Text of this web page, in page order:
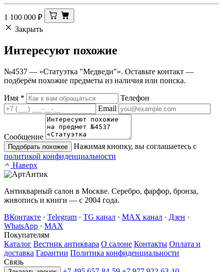
1 100 000 ₽
Закрыть
Интересуют похожие
№4537 — «Статуэтка "Медведи"». Оставьте контакт —
подберём похожие предметы из наличия или поиска.
Имя *
Телефон
Email
Сообщение
Подобрать похожее
Нажимая кнопку, вы соглашаетесь с
политикой конфиденциальности
Наверх
Антикварный салон в Москве. Серебро, фарфор, бронза,
живопись и книги — с 2004 года.
ВКонтакте · Telegram · TG канал · MAX канал · Дзен ·
WhatsApp · MAX
Покупателям
Каталог Вестник антиквара О салоне Контакты Оплата и
доставка Гарантии Политика конфиденциальности
Связь